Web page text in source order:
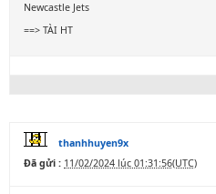
Newcastle Jets
==> TÀI HT
thanhhuyen9x
Đã gửi : 11/02/2024 lúc 01:31:56(UTC)